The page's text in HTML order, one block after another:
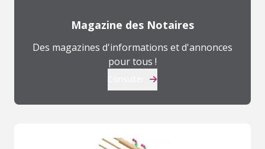
Magazine des Notaires
Des magazines d'informations et d'annonces
pour tous !